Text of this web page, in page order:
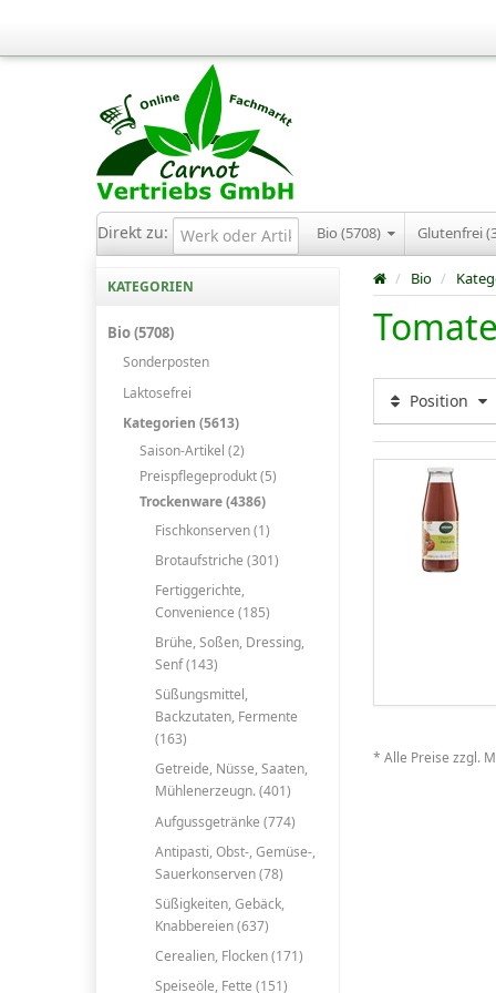
Direkt zu: Bio (5708) Glutenfrei
KATEGORIEN
Bio (5708)
Sonderposten
Laktosefrei
Kategorien (5613)
Saison-Artikel (2)
Preispflegeprodukt (5)
Trockenware (4386)
Fischkonserven (1)
Brotaufstriche (301)
Fertiggerichte,
Convenience (185)
Brühe, Soßen, Dressing,
Senf (143)
Süßungsmittel,
Backzutaten, Fermente
(163)
Getreide, Nüsse, Saaten,
Mühlenerzeugn. (401)
Aufgussgetränke (774)
Antipasti, Obst-, Gemüse-,
Sauerkonserven (78)
Süßigkeiten, Gebäck,
Knabbereien (637)
Cerealien, Flocken (171)
Speiseöle, Fette (151)
/ Bio /
Position
* Alle Preise zzgl.